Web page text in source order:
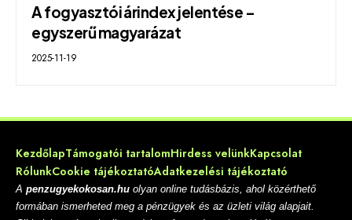
A fogyasztói árindex jelentése –
egyszerű magyarázat
2025-11-19
KezdőlapTámogatói tartalomHirdess velünkKapcsolat
RólunkCookie tájékoztatóAdatkezelési tájékoztató
A penzugyekokosan.hu olyan online tudásbázis, ahol közérthető
formában ismerheted meg a pénzügyek és az üzleti világ alapjait.